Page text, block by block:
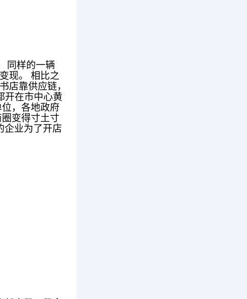
同样的一辆
现。 相比之
店靠供应链，
开在市中心黄
，各地政府
变得寸土寸
企业为了开店